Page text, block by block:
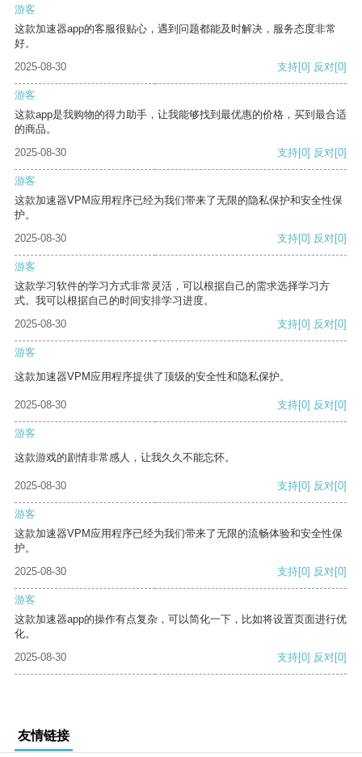
游客
这款加速器app的客服很贴心，遇到问题都能及时解决，服务态度非常
好。
2025-08-30
支持[0] 反对[0]
游客
这款app是我购物的得力助手，让我能够找到最优惠的价格，买到最合适
的商品。
2025-08-30
支持[0] 反对[0]
游客
这款加速器VPM应用程序已经为我们带来了无限的隐私保护和安全性保
护。
2025-08-30
支持[0] 反对[0]
游客
这款学习软件的学习方式非常灵活，可以根据自己的需求选择学习方
式。我可以根据自己的时间安排学习进度。
2025-08-30
支持[0] 反对[0]
游客
这款加速器VPM应用程序提供了顶级的安全性和隐私保护。
2025-08-30 支持[0] 反对[0]
游客
这款游戏的剧情非常感人，让我久久不能忘怀。
2025-08-30 支持[0] 反对[0]
游客
这款加速器VPM应用程序已经为我们带来了无限的流畅体验和安全性保
护。
2025-08-30
支持[0] 反对[0]
游客
这款加速器app的操作有点复杂，可以简化一下，比如将设置页面进行优
化。
2025-08-30
支持[0] 反对[0]
友情链接